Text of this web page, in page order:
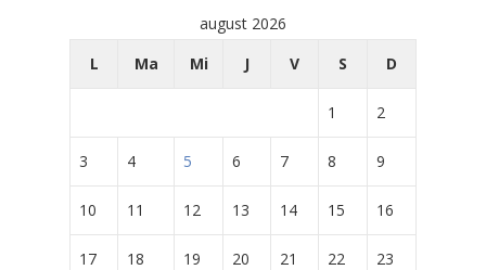
august 2026
L
Ma Mi J V S D
1 2
3 4 5 6 7 8 9
10 11 12 13 14 15 16
17 18 19 20 21 22 23